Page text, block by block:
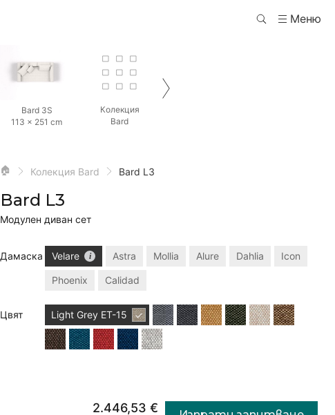
Меню
Bard 3S
113 × 251 cm
Колекция
Bard
🏠 Колекция Bard Bard L3
Bard L3
Модулен диван сет
Дамаска Velare Astra Mollia Alure Dahlia Icon
Phoenix Calidad
Цвят Light Grey ET-15
2.446,53 €